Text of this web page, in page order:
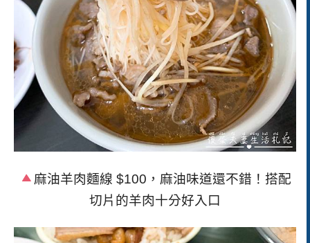
麻油羊肉麵線 $100 ，麻油味道還不錯！搭配
切片的羊肉十分好入口